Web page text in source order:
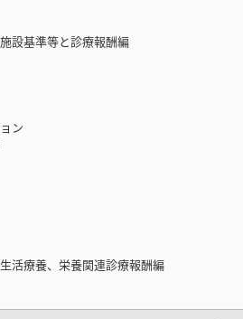
設基準等と診療報酬編
ン
活療養、栄養関連診療報酬編